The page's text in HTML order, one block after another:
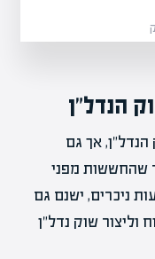
הנדל"ן
אך גם
שהחששות מפני
ניכרים, ישנם גם
וליצור שוק נדל"ן